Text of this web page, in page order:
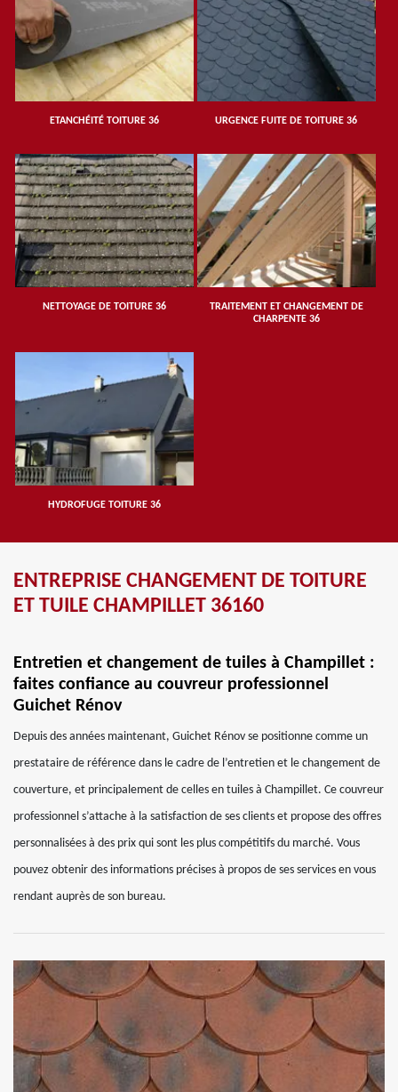
ETANCHÉITÉ TOITURE 36 URGENCE FUITE DE TOITURE 36
NETTOYAGE DE TOITURE 36
TRAITEMENT ET CHANGEMENT DE
CHARPENTE 36
HYDROFUGE TOITURE 36
ENTREPRISE CHANGEMENT DE TOITURE
ET TUILE CHAMPILLET 36160
Entretien et changement de tuiles à Champillet :
faites confiance au couvreur professionnel
Guichet Rénov
Depuis des années maintenant, Guichet Rénov se positionne comme un
prestataire de référence dans le cadre de l’entretien et le changement de
couverture, et principalement de celles en tuiles à Champillet. Ce couvreur
professionnel s’attache à la satisfaction de ses clients et propose des offres
personnalisées à des prix qui sont les plus compétitifs du marché. Vous
pouvez obtenir des informations précises à propos de ses services en vous
rendant auprès de son bureau.